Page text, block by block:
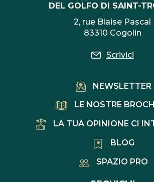
DEL GOLFO DI SAINT-
2, rue Blaise Pascal
83310 Cogolin
Scrivici
NEWSLETTER
LE NOSTRE
LA TUA OPINIONE CI
BLOG
SPAZIO PRO